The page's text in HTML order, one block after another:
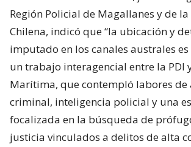
Región Policial de Magallanes y de
Chilena, indicó que “la ubicación y
imputado en los canales australes
un trabajo interagencial entre la PDI
Marítima, que contempló labores de
criminal, inteligencia policial y una
focalizada en la búsqueda de
justicia vinculados a delitos de alta